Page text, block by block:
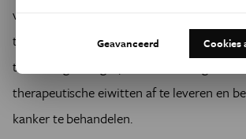
vrij om het nieuwe platform ook te
tegen andere infectieziekten. In de
technologie mogelijk ook worden gebruikt
therapeutische eiwitten af te leveren en
kanker te behandelen.
Geavanceerd Cookies